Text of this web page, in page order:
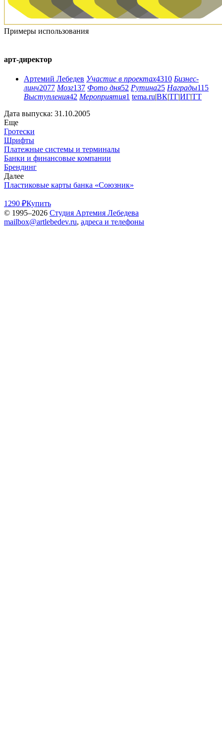
Примеры использования
арт-директор
Артемий Лебедев Участие в проектах4310 Бизнес-
линч2077 Мозг137 Фото дня52 Рутина25 Награды115
Выступления42 Мероприятия1 tema.ru|ВК|ТГ|ИГ|ТТ
Дата выпуска: 31.10.2005
Еще
Гротески
Шрифты
Платежные системы и терминалы
Банки и финансовые компании
Брендинг
Далее
Пластиковые карты банка «Союзник»
1290 ₽Купить
© 1995–2026 Студия Артемия Лебедева
mailbox@artlebedev.ru, адреса и телефоны